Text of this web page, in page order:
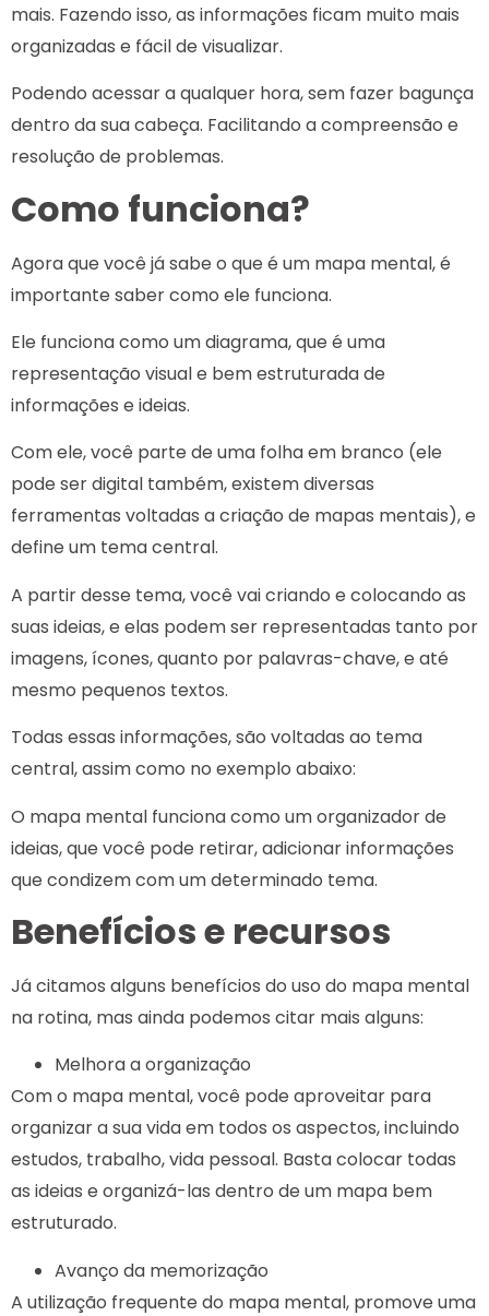
mais. Fazendo isso, as informações ficam muito mais
organizadas e fácil de visualizar.
Podendo acessar a qualquer hora, sem fazer bagunça
dentro da sua cabeça. Facilitando a compreensão e
resolução de problemas.
Como funciona?
Agora que você já sabe o que é um mapa mental, é
importante saber como ele funciona.
Ele funciona como um diagrama, que é uma
representação visual e bem estruturada de
informações e ideias.
Com ele, você parte de uma folha em branco (ele
pode ser digital também, existem diversas
ferramentas voltadas a criação de mapas mentais), e
define um tema central.
A partir desse tema, você vai criando e colocando as
suas ideias, e elas podem ser representadas tanto por
imagens, ícones, quanto por palavras-chave, e até
mesmo pequenos textos.
Todas essas informações, são voltadas ao tema
central, assim como no exemplo abaixo:
O mapa mental funciona como um organizador de
ideias, que você pode retirar, adicionar informações
que condizem com um determinado tema.
Benefícios e recursos
Já citamos alguns benefícios do uso do mapa mental
na rotina, mas ainda podemos citar mais alguns:
Melhora a organização
Com o mapa mental, você pode aproveitar para
organizar a sua vida em todos os aspectos, incluindo
estudos, trabalho, vida pessoal. Basta colocar todas
as ideias e organizá-las dentro de um mapa bem
estruturado.
Avanço da memorização
A utilização frequente do mapa mental, promove uma